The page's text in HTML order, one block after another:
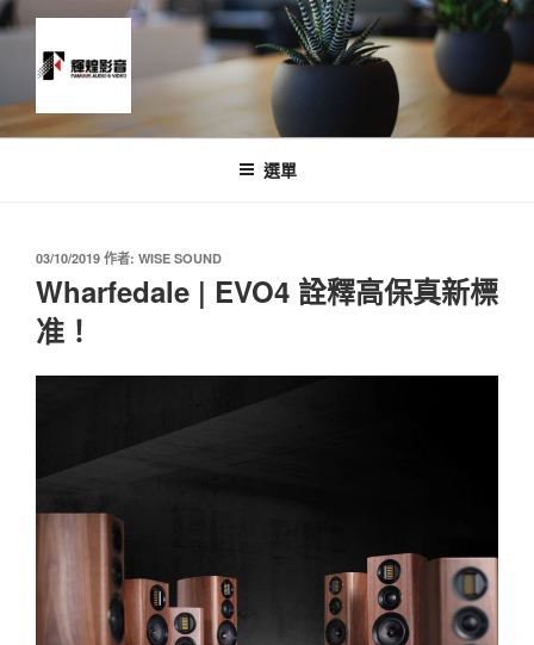
跳
至
要
內
News and Timeline
選單
發
佈
於
03/10/2019 作者: WISE SOUND
Wharfedale | EVO4 詮釋高保真新標
准！